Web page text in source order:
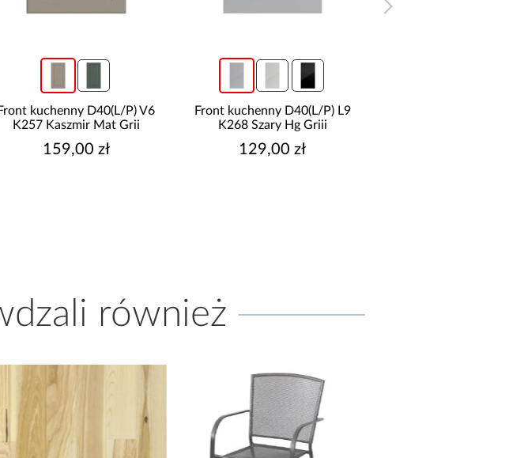
Front kuchenny D40(L/P) V6
K257 Kaszmir Mat Grii
159,00 zł
Front kuchenny D40(L/P) L9
K268 Szary Hg Griii
129,00 zł
również